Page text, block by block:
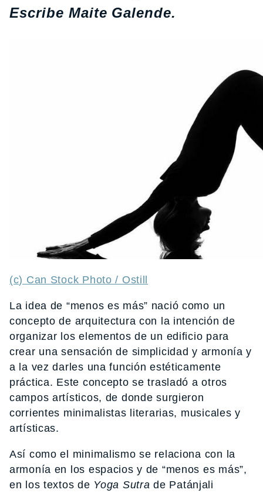
Escribe Maite Galende.
(c) Can Stock Photo / Ostill
La idea de “menos es más” nació como un
concepto de arquitectura con la intención de
organizar los elementos de un edificio para
crear una sensación de simplicidad y armonía y
a la vez darles una función estéticamente
práctica. Este concepto se trasladó a otros
campos artísticos, de donde surgieron
corrientes minimalistas literarias, musicales y
artísticas.
Así como el minimalismo se relaciona con la
armonía en los espacios y de “menos es más”,
en los textos de Yoga Sutra de Patánjali